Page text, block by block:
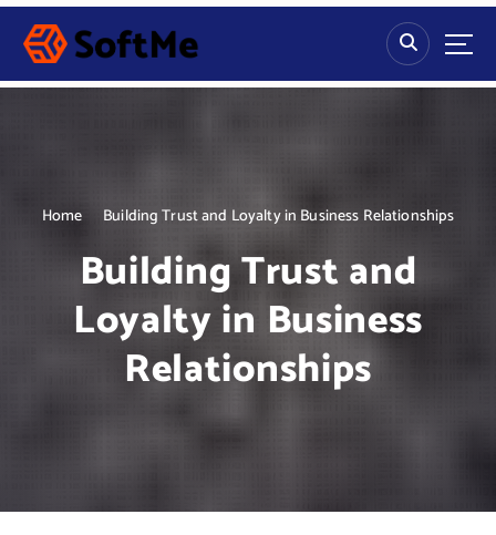
S
p
Home Building Trust and Loyalty in Business Relationships
Building Trust and
Loyalty in Business
Relationships